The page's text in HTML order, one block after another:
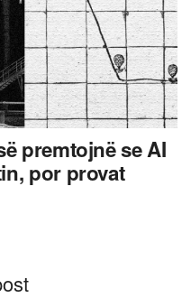
premtojnë se AI
por provat